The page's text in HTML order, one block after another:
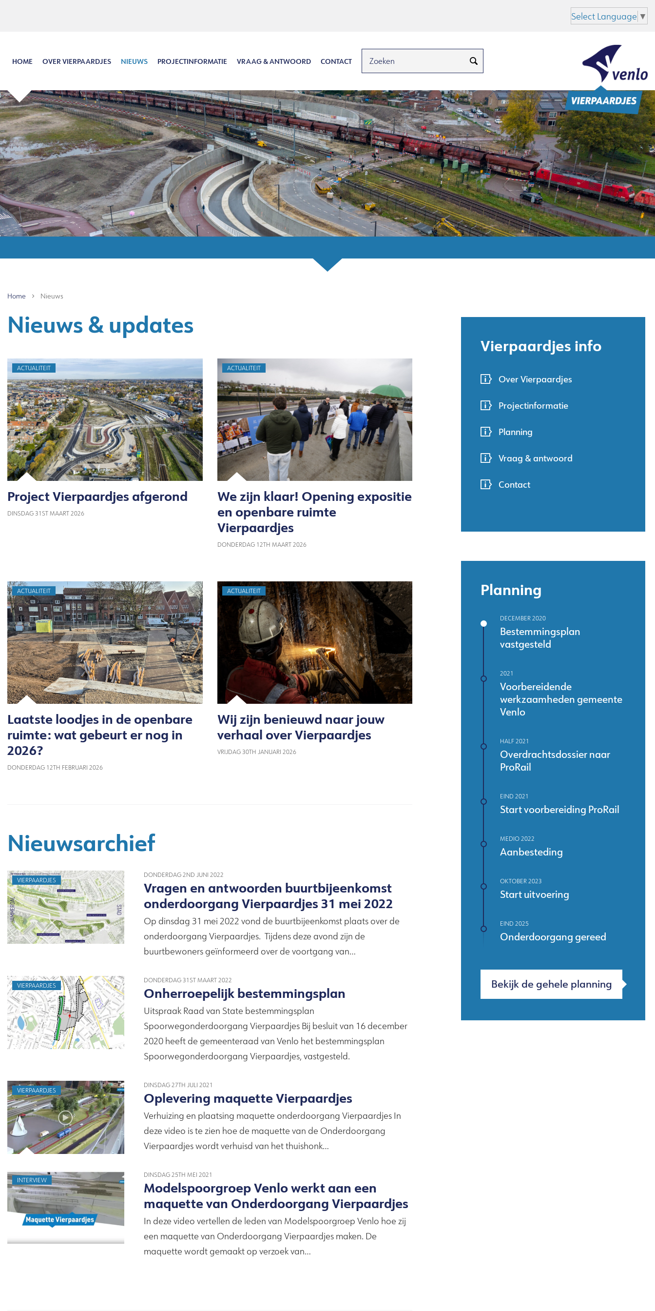
Select Language ▼
HOME OVER VIERPAARDJES NIEUWS PROJECTINFORMATIE VRAAG & ANTWOORD CONTACT
Home Nieuws
Nieuws & updates
Project Vierpaardjes afgerond
ACTUALITEIT
DINSDAG 31ST MAART 2026
We zijn klaar! Opening expositie
en openbare ruimte
Vierpaardjes
ACTUALITEIT
DONDERDAG 12TH MAART 2026
Laatste loodjes in de openbare
ruimte: wat gebeurt er nog in
2026?
ACTUALITEIT
DONDERDAG 12TH FEBRUARI 2026
Wij zijn benieuwd naar jouw
verhaal over Vierpaardjes
ACTUALITEIT
VRIJDAG 30TH JANUARI 2026
Nieuwsarchief
VIERPAARDJES
DONDERDAG 2ND JUNI 2022
Vragen en antwoorden buurtbijeenkomst
onderdoorgang Vierpaardjes 31 mei 2022
Op dinsdag 31 mei 2022 vond de buurtbijeenkomst plaats over de
onderdoorgang Vierpaardjes. Tijdens deze avond zijn de
buurtbewoners geïnformeerd over de voortgang van…
VIERPAARDJES
DONDERDAG 31ST MAART 2022
Onherroepelijk bestemmingsplan
Uitspraak Raad van State bestemmingsplan
Spoorwegonderdoorgang Vierpaardjes Bij besluit van 16 december
2020 heeft de gemeenteraad van Venlo het bestemmingsplan
Spoorwegonderdoorgang Vierpaardjes, vastgesteld.
VIERPAARDJES
DINSDAG 27TH JULI 2021
Oplevering maquette Vierpaardjes
Verhuizing en plaatsing maquette onderdoorgang Vierpaardjes In
deze video is te zien hoe de maquette van de Onderdoorgang
Vierpaardjes wordt verhuisd van het thuishonk…
INTERVIEW
DINSDAG 25TH MEI 2021
Modelspoorgroep Venlo werkt aan een
maquette van Onderdoorgang Vierpaardjes
In deze video vertellen de leden van Modelspoorgroep Venlo hoe zij
een maquette van Onderdoorgang Vierpaardjes maken. De
maquette wordt gemaakt op verzoek van…
Vierpaardjes info
Over Vierpaardjes
Projectinformatie
Planning
Vraag & antwoord
Contact
Planning
DECEMBER 2020
Bestemmingsplan
vastgesteld
2021
Voorbereidende
werkzaamheden gemeente
Venlo
HALF 2021
Overdrachtsdossier naar
ProRail
EIND 2021
Start voorbereiding ProRail
MEDIO 2022
Aanbesteding
OKTOBER 2023
Start uitvoering
EIND 2025
Onderdoorgang gereed
Bekijk de gehele planning